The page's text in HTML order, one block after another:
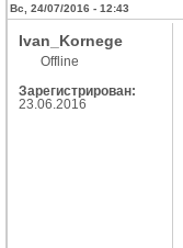
Вс, 24/07/2016 - 12:43
Ivan_Kornege
Offline
Зарегистрирован:
23.06.2016